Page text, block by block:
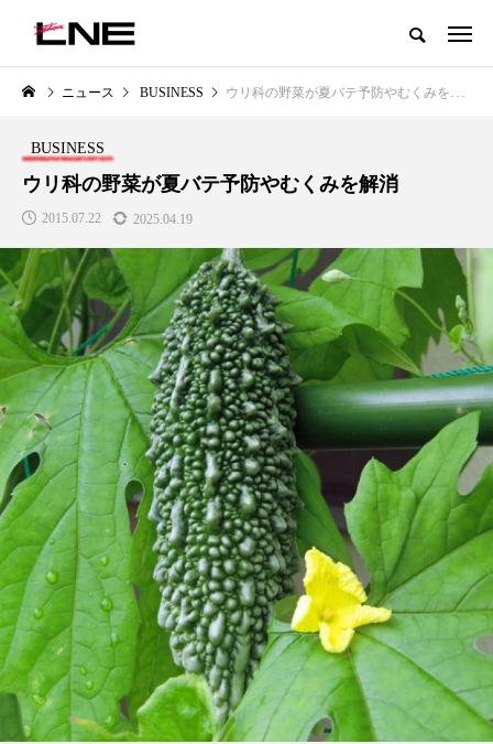
グローバルビューティ＆ヘルスケアビジネス誌
LIFESTYLE
SNSの「加工顔」と美容医療｜AI
がもたらす可能性とこれから
2026.07.13
BUSINESS
GWI調査から読み解く2030年の
都市型スパ――身近なウェルネ
の次世代モデル
2026.08.06
FEATURED 注目の企画
TAG LIST タグ一覧
ニュース BUSINESS ウリ科の野菜が夏バテ予防やむくみを解消
BUSINESS
ウリ科の野菜が夏バテ予防やむくみを解消
2015.07.22 2025.04.19